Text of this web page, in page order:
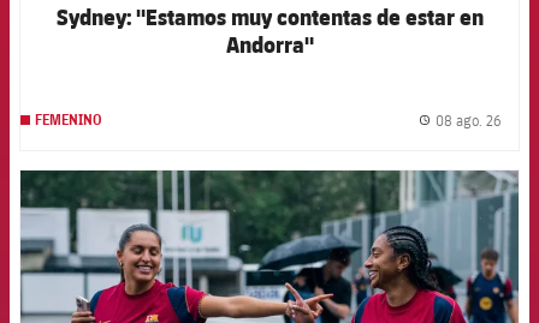
Sydney: "Estamos muy contentas de estar en
Andorra"
FEMENINO 08 ago. 26
FCB Barcelona badge